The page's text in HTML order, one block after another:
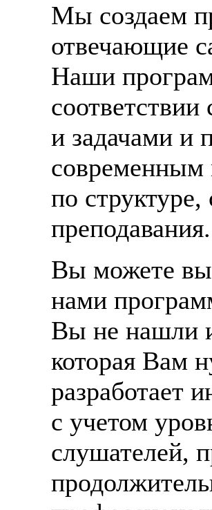
Мы создаем
отвечающие
Наши
и задачами и
современным
по
преподавания.
Вы можете
нами
Вы не нашли
которая Вам
разработает
с учетом
слушателей,